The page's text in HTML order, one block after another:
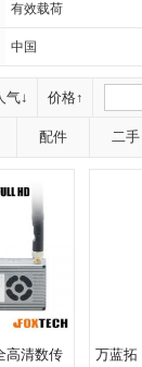
有效载荷
中国
气↓ 价格↑
配件 二手
高清数传
万蓝拓